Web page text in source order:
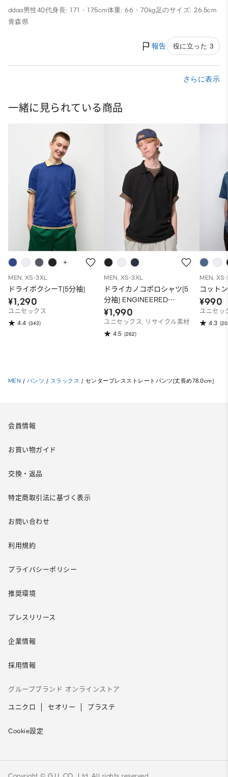
ddaa男性40代身長: 171 - 175cm体重: 66 - 70kg足のサイズ: 26.5cm
青森県
報告 役に立った 3
さらに表示
一緒に見られている商品
MEN, XS-3XL
ドライボクシーT(5分袖)
¥1,290
ユニセックス
4.4 (343)
MEN, XS-3XL
ドライカノコポロシャツ(5
分袖) ENGINEERED
GARMENTS
¥1,990
ユニセックス, リサイクル素材
4.5 (262)
MEN,
コット
¥990
ユニセッ
4.3
MEN / パンツ / スラックス / センタープレスストレートパンツ(丈長め78.0cm)
会員情報
お買い物ガイド
交換・返品
特定商取引法に基づく表示
お問い合わせ
利用規約
プライバシーポリシー
推奨環境
プレスリリース
企業情報
採用情報
グループブランド オンラインストア
ユニクロ セオリー プラステ
Cookie設定